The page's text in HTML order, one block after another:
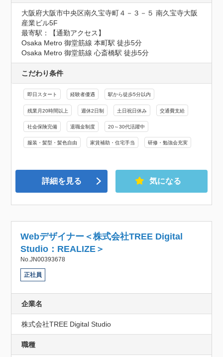
大阪府大阪市中央区南久宝寺町４－３－５ 南久宝寺大阪
産業ビル5F
最寄駅：【通勤アクセス】
Osaka Metro 御堂筋線 本町駅 徒歩5分
Osaka Metro 御堂筋線 心斎橋駅 徒歩5分
こだわり条件
即日スタート 経験者優遇 駅から徒歩5分以内
残業月20時間以上 週休2日制 土日祝日休み 交通費支給
社会保険完備 退職金制度 20～30代活躍中
服装・髪型・髪色自由 家賃補助・住宅手当 研修・勉強会充実
詳細を見る 気になる
Webデザイナー＜株式会社TREE Digital
Studio：REALIZE＞
No.JN00393678
正社員
企業名
株式会社TREE Digital Studio
職種